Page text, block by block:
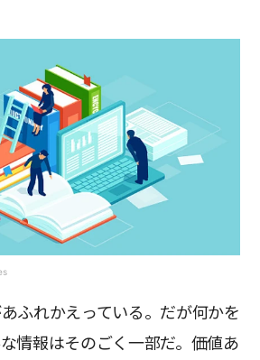
ふれかえっている。だが何かを
情報はそのごく一部だ。価値あ